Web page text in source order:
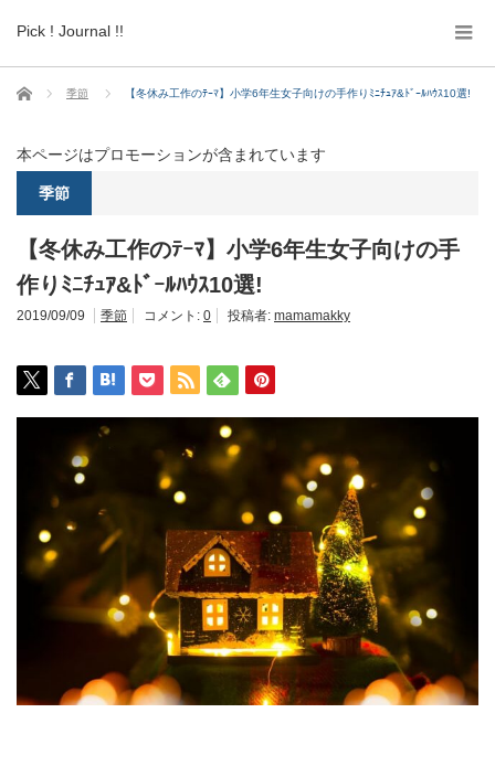
Pick ! Journal !!
ホーム 季節 【冬休み工作のﾃｰﾏ】小学6年生女子向けの手作りﾐﾆﾁｭｱ&ﾄﾞｰﾙﾊｳｽ10選!
本ページはプロモーションが含まれています
季節
【冬休み工作のﾃｰﾏ】小学6年生女子向けの手
作りﾐﾆﾁｭｱ&ﾄﾞｰﾙﾊｳｽ10選!
2019/09/09 季節 コメント: 0 投稿者: mamamakky